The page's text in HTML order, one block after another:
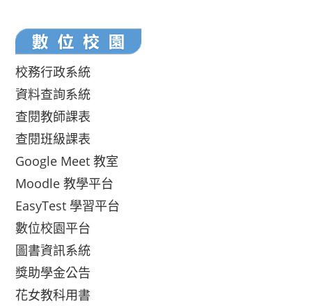
校務行政系統
資料查詢系統
查閱教師課表
查閱班級課表
Google Meet 教室
Moodle 教學平台
EasyTest 學習平台
數位校園平台
圖書資訊系統
獎助學金公告
花女教科用書